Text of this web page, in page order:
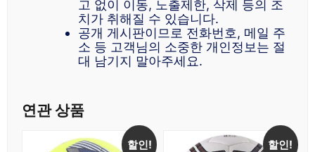
고 없이 이동, 노출제한, 삭제 등의 조
치가 취해질 수 있습니다.
공개 게시판이므로 전화번호, 메일 주
소 등 고객님의 소중한 개인정보는 절
대 남기지 말아주세요.
연관 상품
할인! 할인!